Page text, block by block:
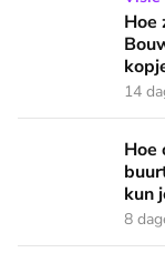
Hoe
14
Hoe overleef je
Hoe
kun
8